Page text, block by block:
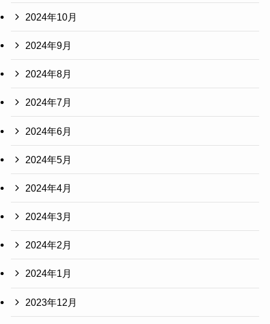
2024年10月
2024年9月
2024年8月
2024年7月
2024年6月
2024年5月
2024年4月
2024年3月
2024年2月
2024年1月
2023年12月